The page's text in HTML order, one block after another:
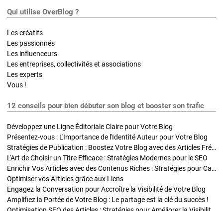
Qui utilise OverBlog ?
Les créatifs
Les passionnés
Les influenceurs
Les entreprises, collectivités et associations
Les experts
Vous !
12 conseils pour bien débuter son blog et booster son trafic
Développez une Ligne Éditoriale Claire pour Votre Blog
Présentez-vous : L'Importance de l'Identité Auteur pour Votre Blog
Stratégies de Publication : Boostez Votre Blog avec des Articles Fréquents et Exclusifs
L'Art de Choisir un Titre Efficace : Stratégies Modernes pour le SEO
Enrichir Vos Articles avec des Contenus Riches : Stratégies pour Captiver et Optimiser
Optimiser vos Articles grâce aux Liens
Engagez la Conversation pour Accroître la Visibilité de Votre Blog
Amplifiez la Portée de Votre Blog : Le partage est la clé du succès !